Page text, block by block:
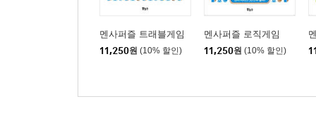
멘사퍼즐 트래블게임
11,250원 (10% 할인)
멘사퍼즐 로직게임
11,250원 (10% 할인)